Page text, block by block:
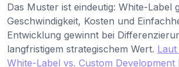
Das Muster ist eindeutig: White-Label
Geschwindigkeit, Kosten und
Entwicklung gewinnt bei
langfristigem strategischem Wert.
White-Label vs. Custom Development